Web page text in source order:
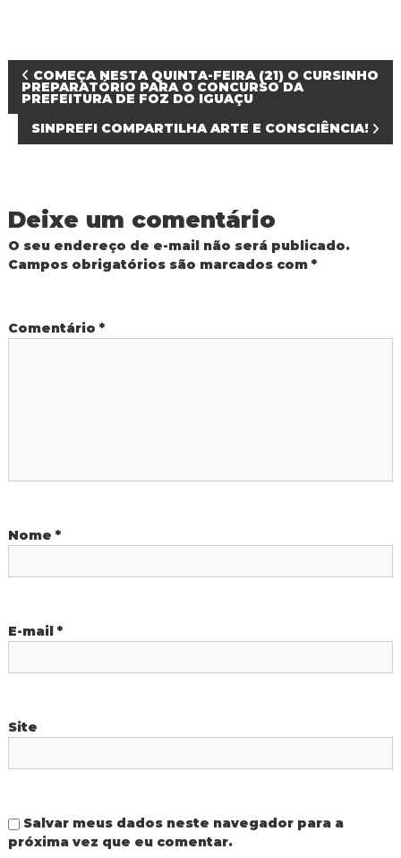
N
a
g
ç
e
P
t
COMEÇA NESTA QUINTA-FEIRA (21) O CURSINHO
PREPARATÓRIO PARA O CONCURSO DA
PREFEITURA DE FOZ DO IGUAÇU
SINPREFI COMPARTILHA ARTE E CONSCIÊNCIA!
Deixe um comentário
O seu endereço de e-mail não será publicado.
Campos obrigatórios são marcados com *
Comentário *
Nome *
E-mail *
Site
Salvar meus dados neste navegador para a
próxima vez que eu comentar.